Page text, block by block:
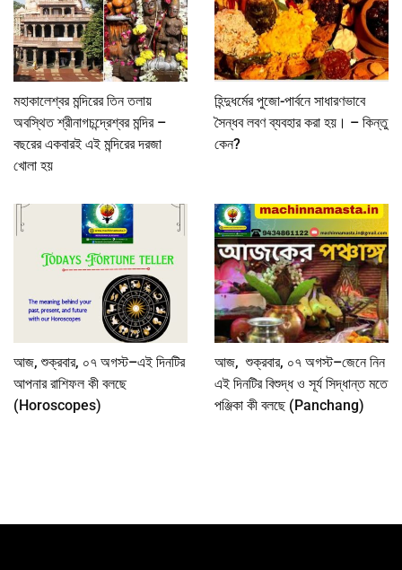
মহাকালেশ্বর মন্দিরের তিন তলায়
অবস্থিত শ্রীনাগচন্দ্রেশ্বর মন্দির –
বছরের একবারই এই মন্দিরের দরজা
খোলা হয়
হিন্দুধর্মের পুজো-পার্বনে সাধারণভাবে
সৈন্ধব লবণ ব্যবহার করা হয়। – কিন্তু
কেন?
আজ, শুক্রবার, ০৭ অগস্ট–এই দিনটির
আপনার রাশিফল কী বলছে
(Horoscopes)
আজ, শুক্রবার, ০৭ অগস্ট–জেনে নিন
এই দিনটির বিশুদ্ধ ও সূর্য সিদ্ধান্ত মতে
পঞ্জিকা কী বলছে (Panchang)